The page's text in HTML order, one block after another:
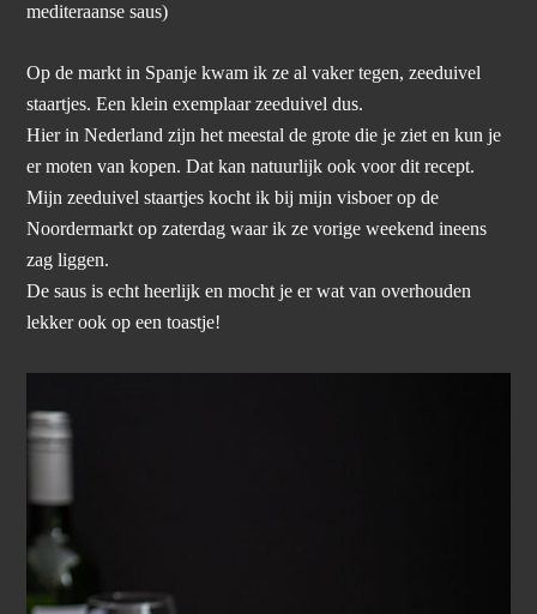
mediteraanse saus)
Op de markt in Spanje kwam ik ze al vaker tegen, zeeduivel
staartjes. Een klein exemplaar zeeduivel dus.
Hier in Nederland zijn het meestal de grote die je ziet en kun je
er moten van kopen. Dat kan natuurlijk ook voor dit recept.
Mijn zeeduivel staartjes kocht ik bij mijn visboer op de
Noordermarkt op zaterdag waar ik ze vorige weekend ineens
zag liggen.
De saus is echt heerlijk en mocht je er wat van overhouden
lekker ook op een toastje!